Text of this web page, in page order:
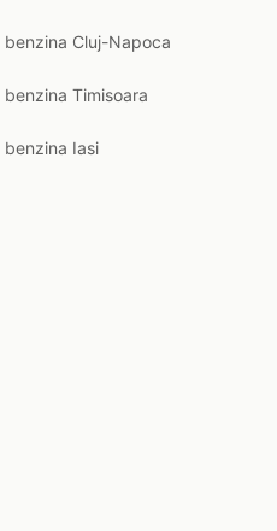
benzina Cluj-Napoca
benzina Timisoara
benzina Iasi